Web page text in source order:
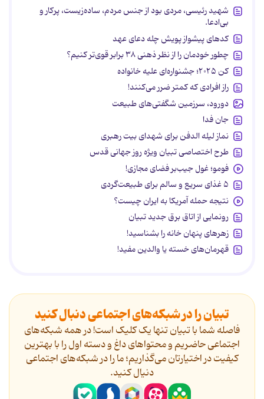
شهید رئیسی، مردی بود از جنس مردم، ساده‌زیست، پرکار و
بی‌ادعا.
کدهای پیشواز پویش چله دعای عهد
چطور خودمان را از نظر ذهنی ۳۸ برابر قوی‌تر کنیم؟
کن ۲۰۲۵؛ جشنواره‌ای علیه خانواده
راز افرادی که کمتر ضرر می‌کنند!
دورود، سرزمین شگفتی‌های طبیعت
جان فدا
نماز لیله الدفن برای شهدای بیت رهبری
طرح اختصاصی تبیان ویژه روز جهانی قدس
فومو؛ غول جیب‌بر فضای مجازی!
۵ غذای سریع و سالم برای طبیعت‌گردی
نتیجه حمله آمریکا به ایران چیست؟
رونمایی از اتاق برق جدید تبیان
زهرهای پنهان خانه را بشناسید!
قهرمان‌های خسته یا والدین مفید!
تبیان را در شبکه‌های اجتماعی دنبال کنید
فاصله شما با تبیان تنها یک کلیک است! در همه شبکه‌های
اجتماعی حاضریم و محتواهای داغ و دسته اول را با بهترین
کیفیت در اختیارتان می‌گذاریم؛ ما را در شبکه‌های اجتماعی
دنیال کنید.